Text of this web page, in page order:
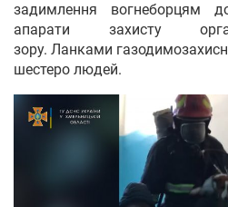
задимлення вогнеборцям
апарати захисту
зору. Ланками
шестеро людей.